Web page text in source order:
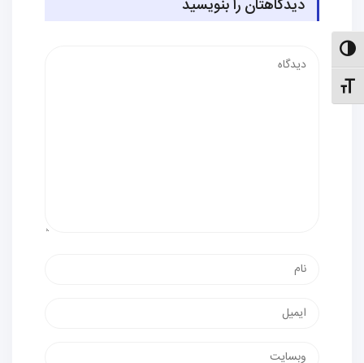
حالت کنتراست بالا
تنظیم اندازهٔ فونت
دیدگاهتان را بنویسید
پست
وب‌سایت